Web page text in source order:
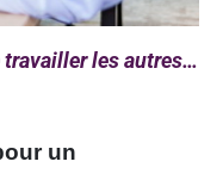
travailler les autres…
un